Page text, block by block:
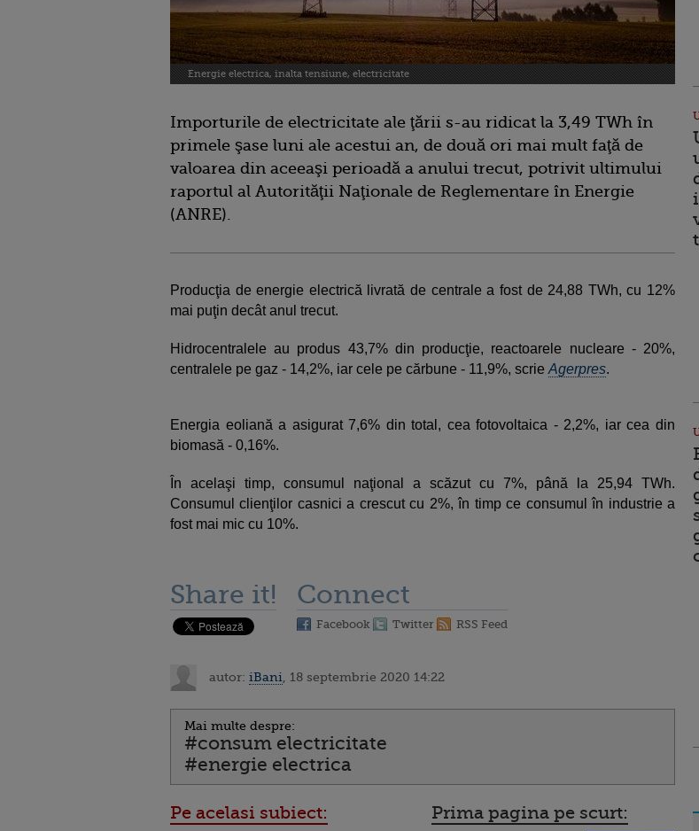
Energie electrica, inalta tensiune, electricitate
Importurile de electricitate ale ţării s-au ridicat la 3,49 TWh în
primele şase luni ale acestui an, de două ori mai mult faţă de
valoarea din aceeaşi perioadă a anului trecut, potrivit ultimului
raportul al Autorităţii Naţionale de Reglementare în Energie
(ANRE).
Producţia de energie electrică livrată de centrale a fost de 24,88 TWh, cu 12%
mai puţin decât anul trecut.
Hidrocentralele au produs 43,7% din producţie, reactoarele nucleare - 20%,
centralele pe gaz - 14,2%, iar cele pe cărbune - 11,9%, scrie Agerpres.
Energia eoliană a asigurat 7,6% din total, cea fotovoltaica - 2,2%, iar cea din
biomasă - 0,16%.
În acelaşi timp, consumul naţional a scăzut cu 7%, până la 25,94 TWh.
Consumul clienţilor casnici a crescut cu 2%, în timp ce consumul în industrie a
fost mai mic cu 10%.
Share it! Connect
Facebook Twitter RSS Feed
autor: iBani , 18 septembrie 2020 14:22
Mai multe despre:
#consum electricitate
#energie electrica
Pe acelasi subiect: Prima pagina pe scurt: